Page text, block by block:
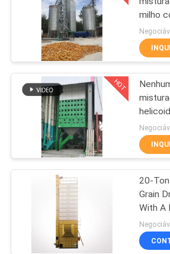
SOBRE
EXCURSÃO
FÁBRICA
CONTROLE
DA
QUALIDADE
CONTACTE-
Secador de
grupo
Secador de
pequenos
milho
HOT
Batch
20-
Grain
With A